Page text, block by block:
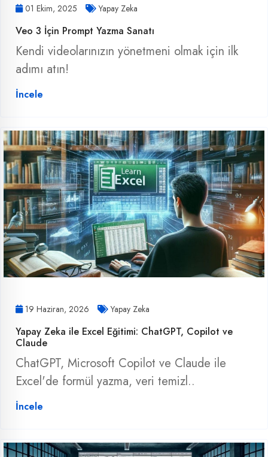
01 Ekim, 2025 Yapay Zeka
Veo 3 İçin Prompt Yazma Sanatı
Kendi videolarınızın yönetmeni olmak için ilk
adımı atın!
İncele
19 Haziran, 2026 Yapay Zeka
Yapay Zeka ile Excel Eğitimi: ChatGPT, Copilot ve
Claude
ChatGPT, Microsoft Copilot ve Claude ile
Excel'de formül yazma, veri temizl..
İncele